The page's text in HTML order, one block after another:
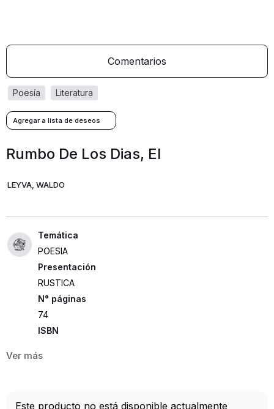
Comentarios
literatura
poesía
Rumbo De Los Dias, El
LEYVA, WALDO
POESIA
Presentación
RUSTICA
74
ISBN
Editorial
Este producto no está disponible actualmente